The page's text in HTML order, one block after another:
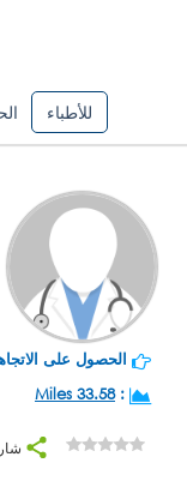
للأطباء
الحصول على
:
33.58 Miles